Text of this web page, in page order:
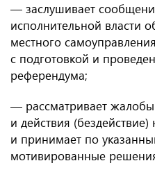
— заслушивает
исполнительной власти
местного
с подготовкой и
референдума;
— рассматривает
и действия
и принимает по
мотивированные